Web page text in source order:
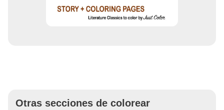
Otras secciones de colorear